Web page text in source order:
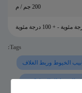
200 جم / م
Tags:
العالي 6.4 مم